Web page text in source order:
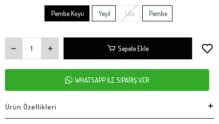
Pembe Koyu Yeşil Lila Pembe
Sepete Ekle
WHATSAPP İLE SİPARİŞ VER
Ürün Özellikleri